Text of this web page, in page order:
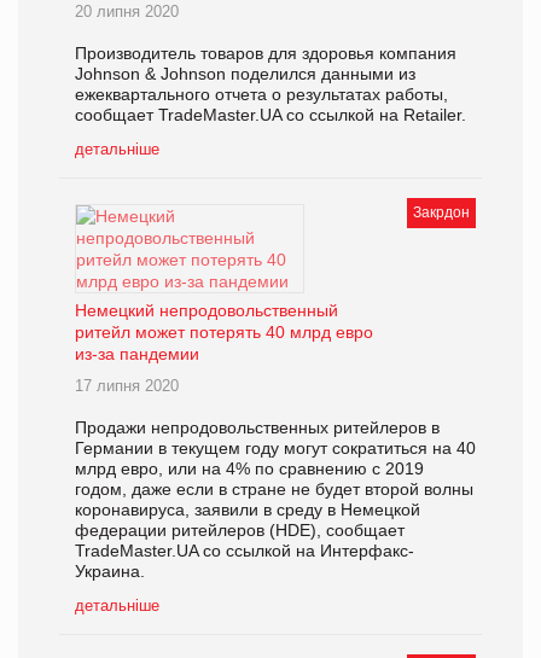
20 липня 2020
Производитель товаров для здоровья компания
Johnson & Johnson поделился данными из
ежеквартального отчета о результатах работы,
сообщает TradeMaster.UA со ссылкой на Retailer.
детальніше
Закрдон
Немецкий непродовольственный
ритейл может потерять 40 млрд евро
из-за пандемии
17 липня 2020
Продажи непродовольственных ритейлеров в
Германии в текущем году могут сократиться на 40
млрд евро, или на 4% по сравнению с 2019
годом, даже если в стране не будет второй волны
коронавируса, заявили в среду в Немецкой
федерации ритейлеров (HDE), сообщает
TradeMaster.UA со ссылкой на Интерфакс-
Украина.
детальніше